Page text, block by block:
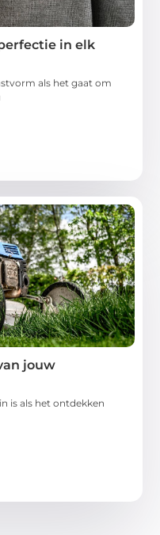
in elk
als het gaat om
jouw
is als het ontdekken